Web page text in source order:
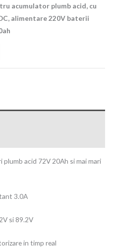
acumulator plumb acid, cu
alimentare 220V baterii
acid 72V 20Ah si mai mari
3.0A
si 89.2V
in timp real